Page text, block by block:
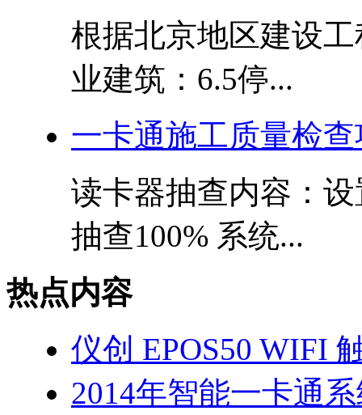
根据北京地区建设
业建筑：6.5停...
一卡通施工质量检
读卡器抽查内容：
抽查100% 系统...
热点内容
仪创 EPOS50 WIFI
2014年智能一卡通